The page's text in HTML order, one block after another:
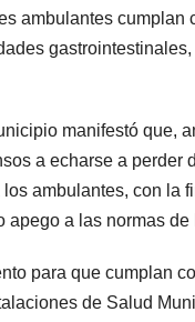
ambulantes cumplan
manifestó que,
a echarse a perder
ambulantes, con la
apego a las normas de
para que cumplan
de Salud